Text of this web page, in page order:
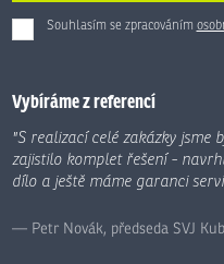
Souhlasím se zpracováním
Formulář
nepodařilo
odeslat.
Vybíráme z referencí
"S realizací celé zakázky jsme
zajistilo komplet řešení -
dílo a ještě máme garanci
Petr Novák, předseda SVJ